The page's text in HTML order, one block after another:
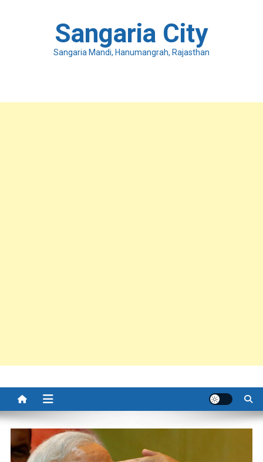
Sangaria City
Sangaria Mandi, Hanumangrah, Rajasthan